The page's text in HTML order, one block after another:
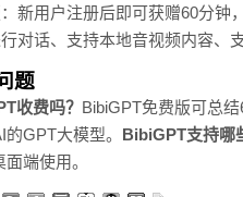
新用户注册后即可获赠60分钟
对话、支持本地音视频内容、
题
收费吗？ BibiGPT免费版可总
的GPT大模型。 BibiGPT支持哪
面端使用。